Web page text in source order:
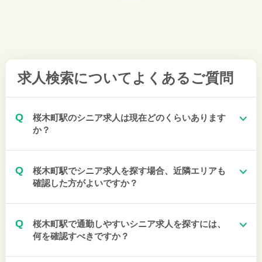
求人検索について よくあるご質問
Q
桜木町駅のシニア求人は現在どのくらいあります
か？
Q
桜木町駅でシニア求人を探す場合、近隣エリアも
確認した方がよいですか？
Q
桜木町駅で通勤しやすいシニア求人を探すには、
何を確認すべきですか？